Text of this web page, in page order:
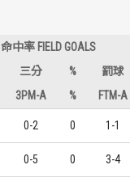
命中率 FIELD GOALS
三分 %
罰球
3PM-A % FTM-A
0-2 0 1-1
0-5 0 3-4